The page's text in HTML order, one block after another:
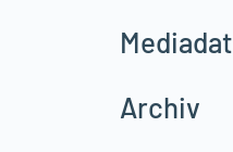
Archiv